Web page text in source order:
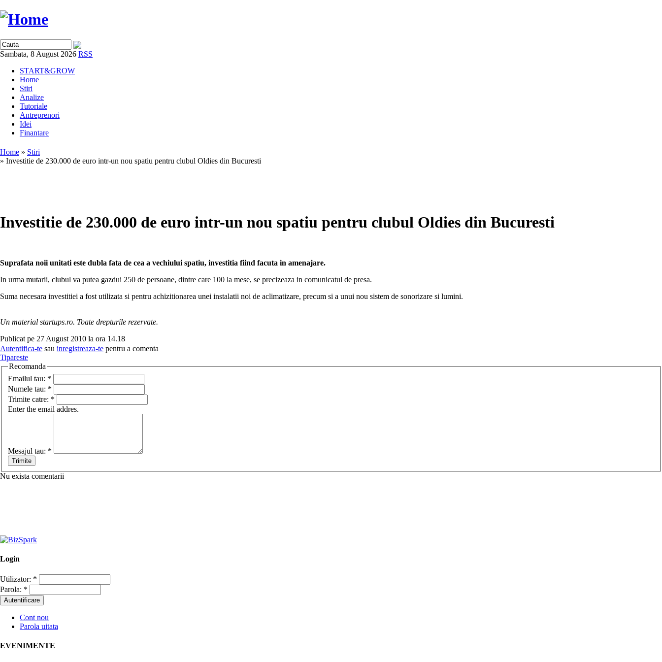
Sambata, 8 August 2026 RSS
START&GROW
Home
Stiri
Analize
Tutoriale
Antreprenori
Idei
Finantare
Home » Stiri
» Investitie de 230.000 de euro intr-un nou spatiu pentru clubul Oldies din Bucuresti
Investitie de 230.000 de euro intr-un nou spatiu pentru clubul Oldies din Bucuresti
Suprafata noii unitati este dubla fata de cea a vechiului spatiu, investitia fiind facuta in amenajare.
In urma mutarii, clubul va putea gazdui 250 de persoane, dintre care 100 la mese, se precizeaza in comunicatul de presa.
Suma necesara investitiei a fost utilizata si pentru achizitionarea unei instalatii noi de aclimatizare, precum si a unui nou sistem de sonorizare si lumini.
Un material startups.ro. Toate drepturile rezervate.
Publicat pe 27 August 2010 la ora 14.18
Autentifica-te sau inregistreaza-te pentru a comenta
Tipareste
Recomanda
Emailul tau: *
Numele tau: *
Trimite catre: *
Enter the email addres.
Mesajul tau: *
Nu exista comentarii
Login
Utilizator: *
Parola: *
Cont nou
Parola uitata
EVENIMENTE